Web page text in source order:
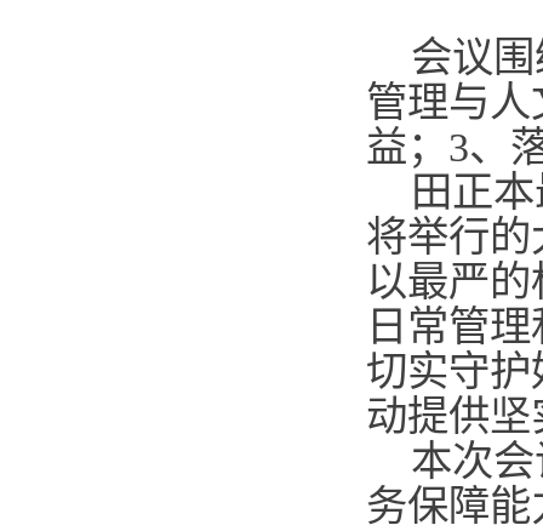
会议
管理与
益；3、
田正
将举行
以最严
日常管
切实守护
动提供
本次
务保障